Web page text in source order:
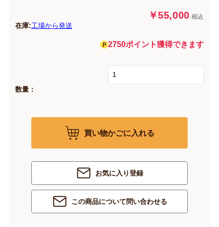
￥55,000 税込
在庫:工場から発送
2750ポイント獲得できます
数量：
買い物かごに入れる
お気に入り登録
この商品について問い合わせる